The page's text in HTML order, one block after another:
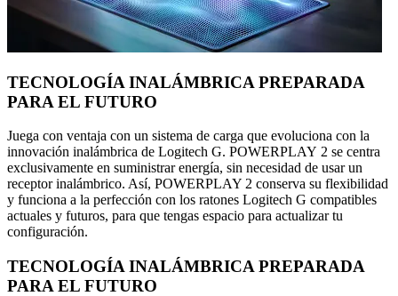
TECNOLOGÍA INALÁMBRICA PREPARADA
PARA EL FUTURO
Juega con ventaja con un sistema de carga que evoluciona con la
innovación inalámbrica de Logitech G. POWERPLAY 2 se centra
exclusivamente en suministrar energía, sin necesidad de usar un
receptor inalámbrico. Así, POWERPLAY 2 conserva su flexibilidad
y funciona a la perfección con los ratones Logitech G compatibles
actuales y futuros, para que tengas espacio para actualizar tu
configuración.
TECNOLOGÍA INALÁMBRICA PREPARADA
PARA EL FUTURO